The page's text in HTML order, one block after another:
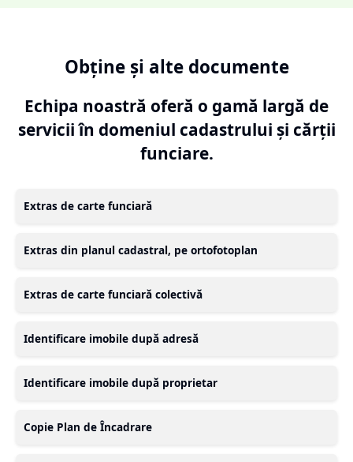
Obține și alte documente
Echipa noastră oferă o gamă largă de
servicii în domeniul cadastrului și cărții
funciare.
Extras de carte funciară
Extras din planul cadastral, pe ortofotoplan
Extras de carte funciară colectivă
Identificare imobile după adresă
Identificare imobile după proprietar
Copie Plan de Încadrare